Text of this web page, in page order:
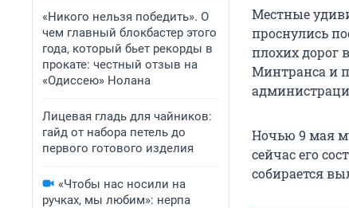
«Никого нельзя победить». О
чем главный блокбастер этого
года, который бьет рекорды в
прокате: честный отзыв на
«Одиссею» Нолана
Лицевая гладь для чайников:
гайд от набора петель до
первого готового изделия
«Чтобы нас носили на
ручках, мы любим»: нерпа
Местные
проснулись
плохих дорог
Минтранса и
Ночью 9 мая
сейчас его
собирается